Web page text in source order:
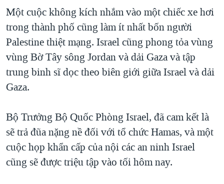
THỂ THAO
GIÁO DỤC
CHI PHÍ CHIẾN TRANH AFGHANISTAN
CÁC GIÁ TRỊ CỘNG HÒA Ở VIỆT NAM
THƯỢNG ĐỈNH TRUMP-KIM TẠI VIỆT NAM
TRỊNH VĨNH BÌNH VS. CHÍNH PHỦ VIỆT NAM
NGƯ DÂN VIỆT VÀ LÀN SÓNG TRỘM HẢI SÂM
BÊN KIA QUỐC LỘ: TIẾNG VỌNG TỪ NÔNG THÔN MỸ
QUAN HỆ VIỆT MỸ
Một cuộc không kích nhắm vào một chiếc xe hơi
trong thành phố cũng làm ít nhất bốn người
Palestine thiệt mạng. Israel cũng phong tỏa vùng
vùng Bờ Tây sông Jordan và dải Gaza và tập
trung binh sĩ dọc theo biên giới giữa Israel và dải
Gaza.
Bộ Trưởng Bộ Quốc Phòng Israel, đã cam kết là
sẽ trả đũa nặng nề đối với tổ chức Hamas, và một
cuộc họp khẩn cấp của nội các an ninh Israel
cũng sẽ được triệu tập vào tối hôm nay.